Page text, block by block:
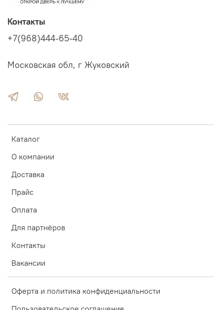
Каталог
О компании
Доставка
Прайс
Оплата
Для партнёров
Контакты
Вакансии
Оферта и политика конфиденциальности
Контакты
+7(968)444-65-40
Московская обл, г Жуковский